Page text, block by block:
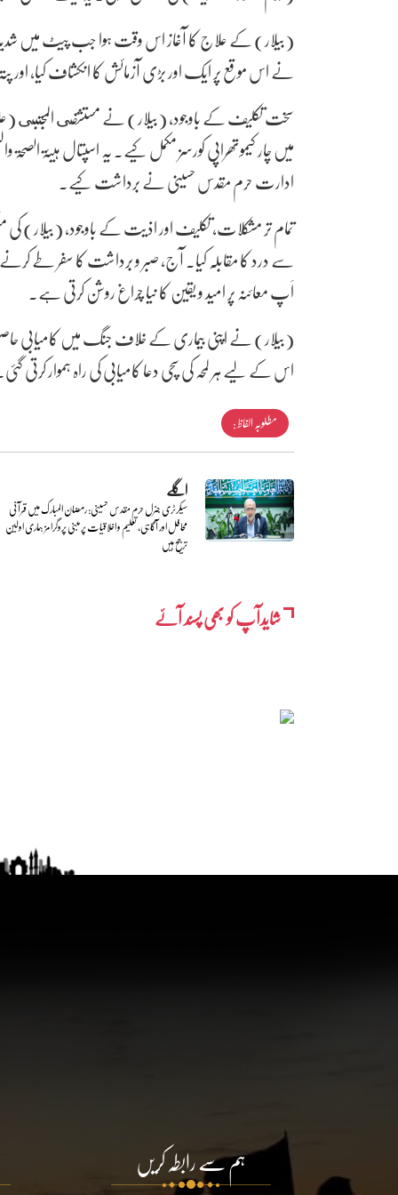
(بیلار) کے علاج کا آغاز اس وقت ہوا جب پیٹ
نے اس موقع پر ایک اور بڑی آزمائش کا انکشاف کیا،
سخت تکلیف کے باوجود، (بیلار) نے مستشفى المجتبى
میں چار کیموتھراپی کورسز مکمل کیے۔ یہ اسپتال ہیئۃ
ادارت حرم مقدس حسینی نے برداشت کیے۔
تمام تر مشکلات، تکلیف اور اذیت کے باوجود،
سے درد کا مقابلہ کیا۔ آج، صبر و برداشت کا سفر طے
اَپ معائنہ پر امید و یقین کا نیا چراغ روشن کرتی ہے۔
(بیلار) نے اپنی بیماری کے خلاف جنگ میں کامیابی
اس کے لیے ہر لمحہ کی سچی دعا کامیابی کی راہ ہموار کرتی
مطلوبہ الفاظ :
اگلے
سیکرٹری جنرل حرم مقدس حسینی: رمضان المبارک میں قرآنی
محافل اور آگاہی، تعلیم و اخلاقیات پر مبنی پروگرامز ہماری اولین
ترجیح ہیں
شایدآپ کو بھی پسند آئے
ہم سے رابطہ کریں